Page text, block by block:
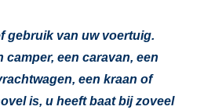
gebruik van uw voertuig.
camper, een caravan, een
een kraan of
is, u heeft baat bij zoveel